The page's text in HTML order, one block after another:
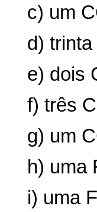
c) um
d)
e) dois
f) três
g) um
h) uma
i) uma